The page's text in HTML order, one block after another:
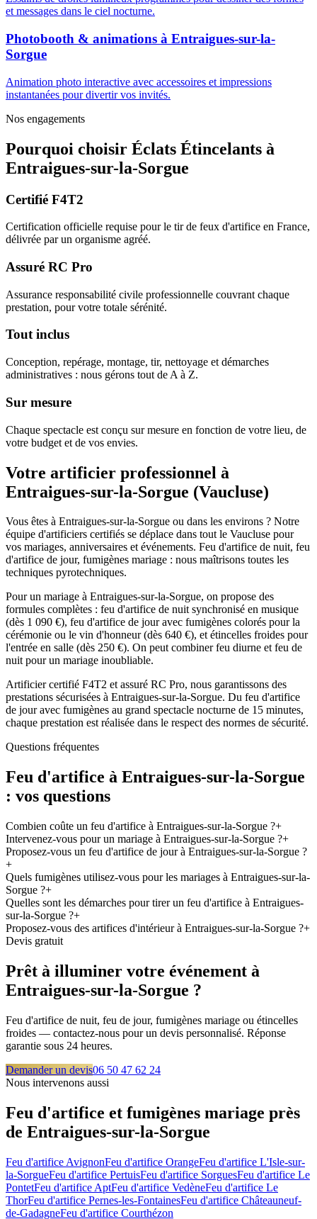
et messages dans le ciel nocturne.
Photobooth & animations à Entraigues-sur-la-
Sorgue
Animation photo interactive avec accessoires et impressions
instantanées pour divertir vos invités.
Nos engagements
Pourquoi choisir Éclats Étincelants à
Entraigues-sur-la-Sorgue
Certifié F4T2
Certification officielle requise pour le tir de feux d'artifice en France,
délivrée par un organisme agréé.
Assuré RC Pro
Assurance responsabilité civile professionnelle couvrant chaque
prestation, pour votre totale sérénité.
Tout inclus
Conception, repérage, montage, tir, nettoyage et démarches
administratives : nous gérons tout de A à Z.
Sur mesure
Chaque spectacle est conçu sur mesure en fonction de votre lieu, de
votre budget et de vos envies.
Votre artificier professionnel à
Entraigues-sur-la-Sorgue (Vaucluse)
Vous êtes à Entraigues-sur-la-Sorgue ou dans les environs ? Notre
équipe d'artificiers certifiés se déplace dans tout le Vaucluse pour
vos mariages, anniversaires et événements. Feu d'artifice de nuit, feu
d'artifice de jour, fumigènes mariage : nous maîtrisons toutes les
techniques pyrotechniques.
Pour un mariage à Entraigues-sur-la-Sorgue, on propose des
formules complètes : feu d'artifice de nuit synchronisé en musique
(dès 1 090 €), feu d'artifice de jour avec fumigènes colorés pour la
cérémonie ou le vin d'honneur (dès 640 €), et étincelles froides pour
l'entrée en salle (dès 250 €). On peut combiner feu diurne et feu de
nuit pour un mariage inoubliable.
Artificier certifié F4T2 et assuré RC Pro, nous garantissons des
prestations sécurisées à Entraigues-sur-la-Sorgue. Du feu d'artifice
de jour avec fumigènes au grand spectacle nocturne de 15 minutes,
chaque prestation est réalisée dans le respect des normes de sécurité.
Questions fréquentes
Feu d'artifice à Entraigues-sur-la-Sorgue
: vos questions
Combien coûte un feu d'artifice à Entraigues-sur-la-Sorgue ?+
Intervenez-vous pour un mariage à Entraigues-sur-la-Sorgue ?+
Proposez-vous un feu d'artifice de jour à Entraigues-sur-la-Sorgue ?
+
Quels fumigènes utilisez-vous pour les mariages à Entraigues-sur-la-
Sorgue ?+
Quelles sont les démarches pour tirer un feu d'artifice à Entraigues-
sur-la-Sorgue ?+
Proposez-vous des artifices d'intérieur à Entraigues-sur-la-Sorgue ?+
Devis gratuit
Prêt à illuminer votre événement à
Entraigues-sur-la-Sorgue ?
Feu d'artifice de nuit, feu de jour, fumigènes mariage ou étincelles
froides — contactez-nous pour un devis personnalisé. Réponse
garantie sous 24 heures.
Demander un devis06 50 47 62 24
Nous intervenons aussi
Feu d'artifice et fumigènes mariage près
de Entraigues-sur-la-Sorgue
Feu d'artifice AvignonFeu d'artifice OrangeFeu d'artifice L'Isle-sur-
la-SorgueFeu d'artifice PertuisFeu d'artifice SorguesFeu d'artifice Le
PontetFeu d'artifice AptFeu d'artifice VedèneFeu d'artifice Le
ThorFeu d'artifice Pernes-les-FontainesFeu d'artifice Châteauneuf-
de-GadagneFeu d'artifice Courthézon